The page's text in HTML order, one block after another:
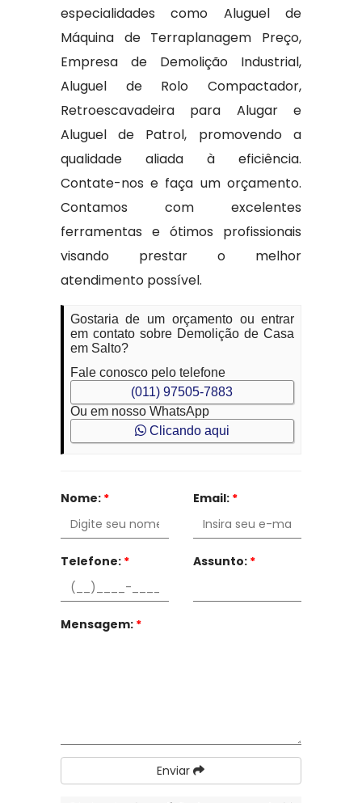
especialidades como Aluguel de
Máquina de Terraplanagem Preço,
Empresa de Demolição Industrial,
Aluguel de Rolo Compactador,
Retroescavadeira para Alugar e
Aluguel de Patrol, promovendo a
qualidade aliada à eficiência.
Contate-nos e faça um orçamento.
Contamos com excelentes
ferramentas e ótimos profissionais
visando prestar o melhor
atendimento possível.
Gostaria de um orçamento ou entrar
em contato sobre Demolição de Casa
em Salto?
Fale conosco pelo telefone
(011) 97505-7883
Ou em nosso WhatsApp
Clicando aqui
Nome: * Email: *
Telefone: * Assunto: *
Mensagem: *
Enviar